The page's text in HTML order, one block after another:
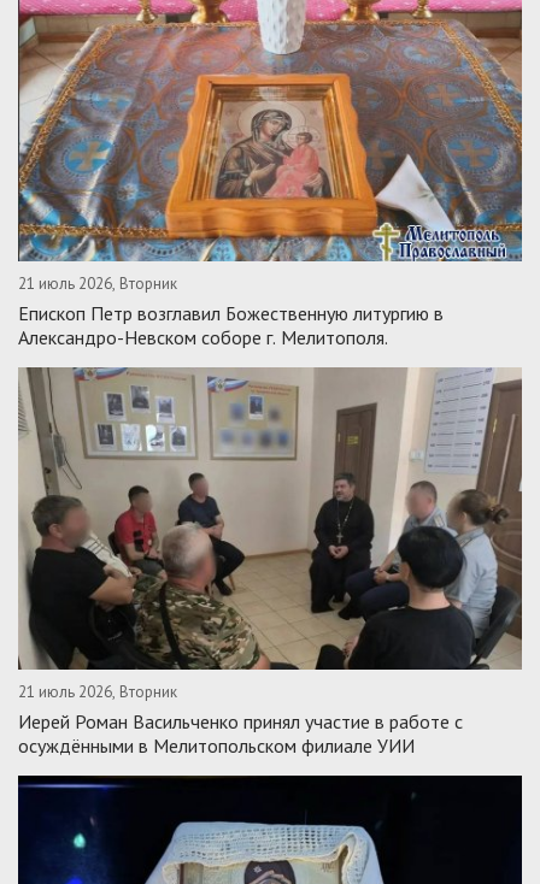
21 июль 2026, Вторник
Епископ Петр возглавил Божественную литургию в
Александро-Невском соборе г. Мелитополя.
21 июль 2026, Вторник
Иерей Роман Васильченко принял участие в работе с
осуждёнными в Мелитопольском филиале УИИ